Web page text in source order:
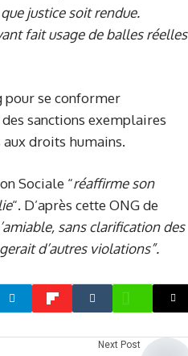
justice soit rendue.
fait usage de balles réelles
pour se conformer
sanctions exemplaires
droits humains.
Sociale “réaffirme son
“. D’après cette ONG de
sans clarification des
d’autres violations”.
Next Post